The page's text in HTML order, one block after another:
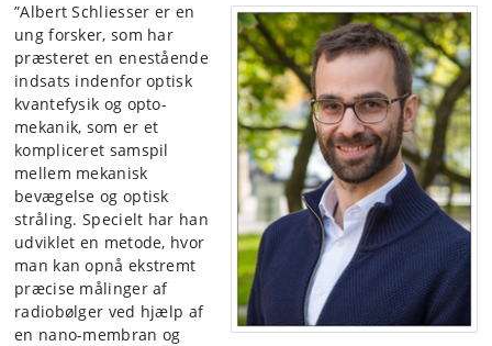
”Albert Schliesser er en
ung forsker, som har
præsteret en enestående
indsats indenfor optisk
kvantefysik og opto-
mekanik, som er et
kompliceret samspil
mellem mekanisk
bevægelse og optisk
stråling. Specielt har han
udviklet en metode, hvor
man kan opnå ekstremt
præcise målinger af
radiobølger ved hjælp af
en nano-membran og